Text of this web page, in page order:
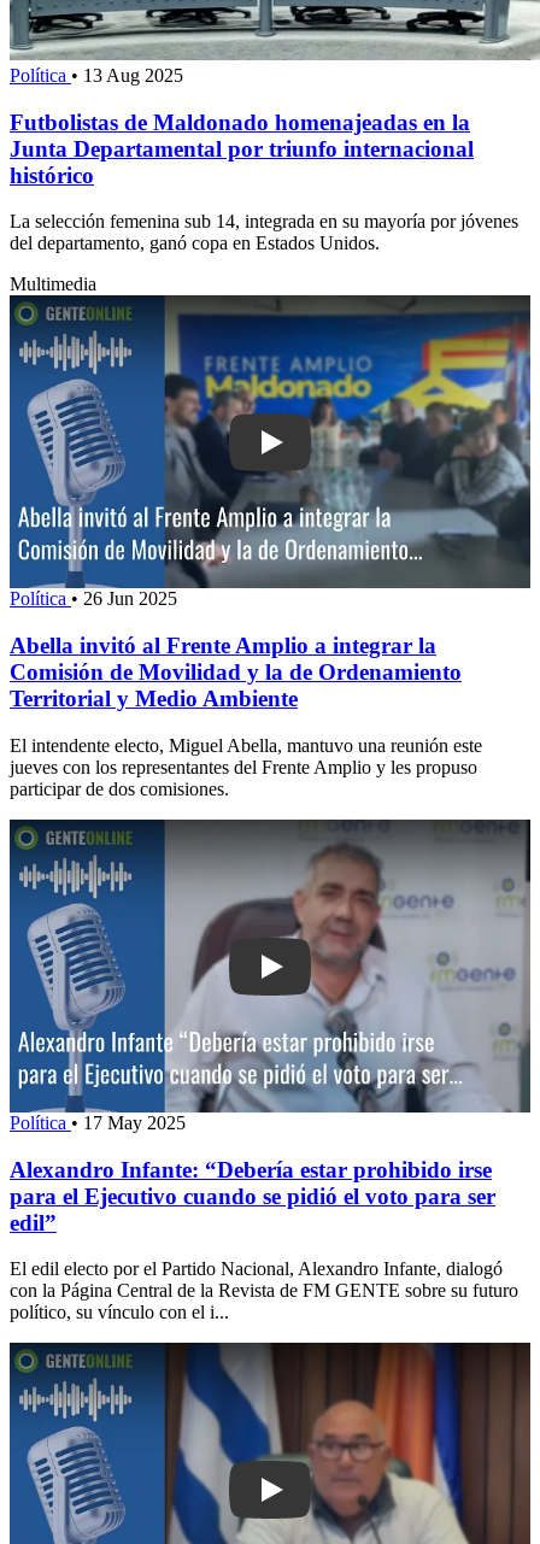
Política • 13 Aug 2025
Futbolistas de Maldonado homenajeadas en la
Junta Departamental por triunfo internacional
histórico
La selección femenina sub 14, integrada en su mayoría por jóvenes
del departamento, ganó copa en Estados Unidos.
Multimedia
Play: Abella invitó al Frente Amplio a
Política • 26 Jun 2025
Abella invitó al Frente Amplio a integrar la
Comisión de Movilidad y la de Ordenamiento
Territorial y Medio Ambiente
El intendente electo, Miguel Abella, mantuvo una reunión este
jueves con los representantes del Frente Amplio y les propuso
participar de dos comisiones.
Play: Alexandro Infante: “Debería
Política • 17 May 2025
Alexandro Infante: “Debería estar prohibido irse
para el Ejecutivo cuando se pidió el voto para ser
edil”
El edil electo por el Partido Nacional, Alexandro Infante, dialogó
con la Página Central de la Revista de FM GENTE sobre su futuro
político, su vínculo con el i...
Play: Abella se reunirá con la mesa